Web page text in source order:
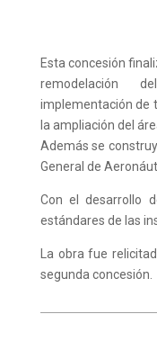
Esta concesión
remodelación
implementación de
la ampliación del
Además se
General de
Con el desarrollo
estándares de las
La obra fue
segunda concesión.